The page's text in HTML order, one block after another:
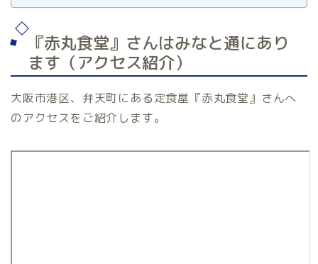
『赤丸食堂』さんはみなと通にあり
ます（アクセス紹介）
大阪市港区、弁天町にある定食屋『赤丸食堂』さんへ
のアクセスをご紹介します。